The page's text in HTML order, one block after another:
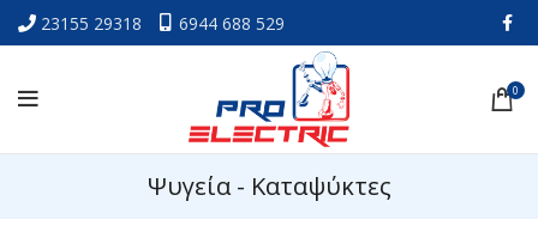
23155 29318 6944 688 529
0
Ψυγεία - Καταψύκτες